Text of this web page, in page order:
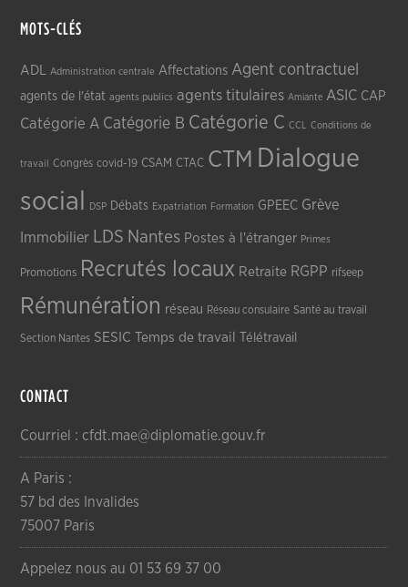
MOTS-CLÉS
ADL Administration centrale Affectations Agent contractuel
agents de l'état agents publics agents titulaires Amiante ASIC CAP
Catégorie A Catégorie B Catégorie C CCL Conditions de
travail Congrès covid-19 CSAM CTAC CTM Dialogue
social
DSP Débats Expatriation Formation GPEEC Grève
Immobilier LDS Nantes Postes à l'étranger Primes
Promotions Recrutés locaux Retraite RGPP rifseep
Rémunération réseau Réseau consulaire Santé au travail
Section Nantes SESIC Temps de travail Télétravail
CONTACT
Courriel : cfdt.mae@diplomatie.gouv.fr
A Paris :
57 bd des Invalides
75007 Paris
Appelez nous au 01 53 69 37 00